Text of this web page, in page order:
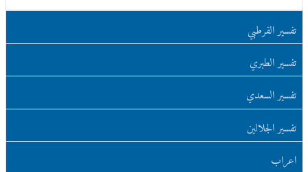
تفسير القرطبي
تفسير الطبري
تفسير السعدي
تفسير الجلالين
اعراب